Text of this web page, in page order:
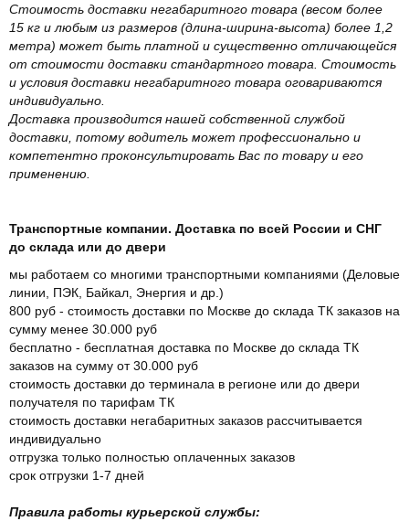
Стоимость доставки негабаритного товара (весом более
15 кг и любым из размеров (длина-ширина-высота) более 1,2
метра) может быть платной и существенно отличающейся
от стоимости доставки стандартного товара. Стоимость
и условия доставки негабаритного товара оговариваются
индивидуально.
Доставка производится нашей собственной службой
доставки, потому водитель может профессионально и
компетентно проконсультировать Вас по товару и его
применению.
Транспортные компании. Доставка по всей России и СНГ
до склада или до двери
мы работаем со многими транспортными компаниями (Деловые
линии, ПЭК, Байкал, Энергия и др.)
800 руб - стоимость доставки по Москве до склада ТК заказов на
сумму менее 30.000 руб
бесплатно - бесплатная доставка по Москве до склада ТК
заказов на сумму от 30.000 руб
стоимость доставки до терминала в регионе или до двери
получателя по тарифам ТК
стоимость доставки негабаритных заказов рассчитывается
индивидуально
отгрузка только полностью оплаченных заказов
срок отгрузки 1-7 дней
Правила работы курьерской службы: